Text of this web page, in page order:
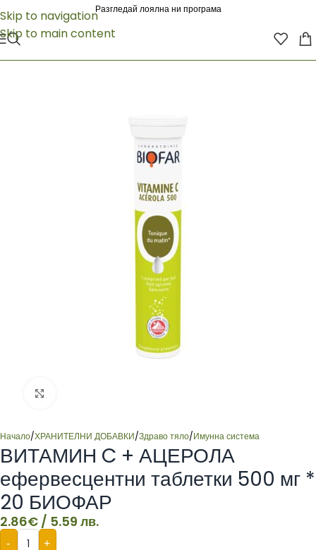
Skip to navigation
Skip to main content
Разгледай лоялна ни програма
Начало/ХРАНИТЕЛНИ ДОБАВКИ/Здраво тяло/Имунна система
ВИТАМИН C + АЦЕРОЛА
ефервесцентни таблетки 500 мг *
20 БИОФАР
2.86€ / 5.59 лв.
- +